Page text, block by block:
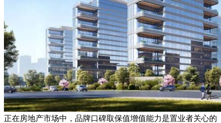
正在房地产市场中，品牌口碑取保值增值能力是置业者关心的